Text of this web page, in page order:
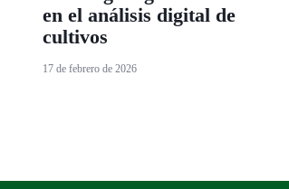
en el análisis digital de
cultivos
17 de febrero de 2026